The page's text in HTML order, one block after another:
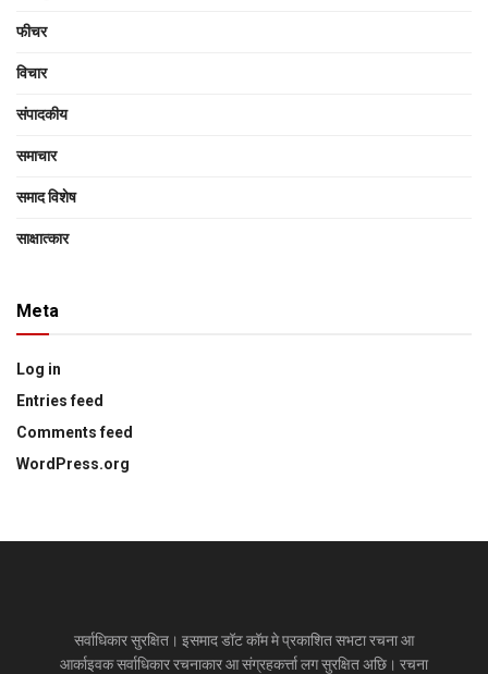
फीचर
विचार
संपादकीय
समाचार
समाद विशेष
साक्षात्‍कार
Meta
Log in
Entries feed
Comments feed
WordPress.org
सर्वाधिकार सुरक्षित। इसमाद डॉट कॉम मे प्रकाशित सभटा रचना आ
आर्काइवक सर्वाधिकार रचनाकार आ संग्रहकर्त्ता लग सुरक्षित अछि। रचना